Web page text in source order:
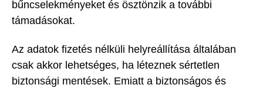
bűncselekményeket és ösztönzik a további
támadásokat.
Az adatok fizetés nélküli helyreállítása általában
csak akkor lehetséges, ha léteznek sértetlen
biztonsági mentések. Emiatt a biztonságos és